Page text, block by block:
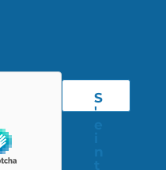
S
'